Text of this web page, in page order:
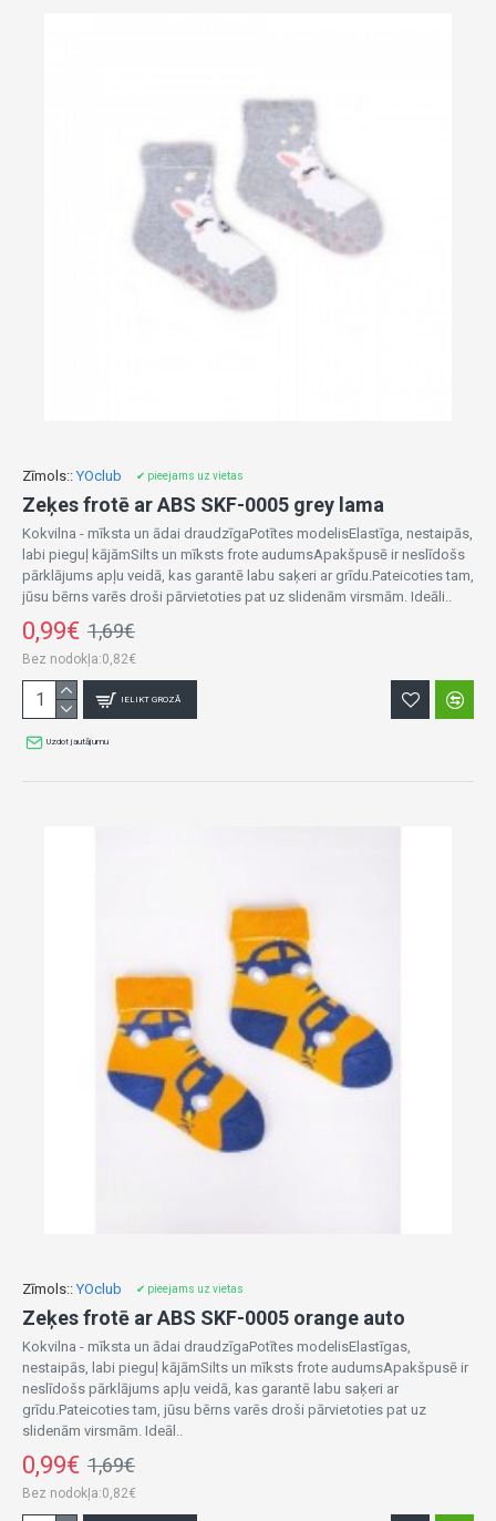
Zīmols:: YOclub ✔ pieejams uz vietas
Zeķes frotē ar ABS SKF-0005 grey lama
Kokvilna - mīksta un ādai draudzīgaPotītes modelisElastīga, nestaipās,
labi pieguļ kājāmSilts un mīksts frote audumsApakšpusē ir neslīdošs
pārklājums apļu veidā, kas garantē labu saķeri ar grīdu.Pateicoties tam,
jūsu bērns varēs droši pārvietoties pat uz slidenām virsmām. Ideāli..
0,99€ 1,69€
Bez nodokļa:0,82€
IELIKT GROZĀ
Uzdot jautājumu
Zīmols:: YOclub ✔ pieejams uz vietas
Zeķes frotē ar ABS SKF-0005 orange auto
Kokvilna - mīksta un ādai draudzīgaPotītes modelisElastīgas,
nestaipās, labi pieguļ kājāmSilts un mīksts frote audumsApakšpusē ir
neslīdošs pārklājums apļu veidā, kas garantē labu saķeri ar
grīdu.Pateicoties tam, jūsu bērns varēs droši pārvietoties pat uz
slidenām virsmām. Ideāl..
0,99€ 1,69€
Bez nodokļa:0,82€